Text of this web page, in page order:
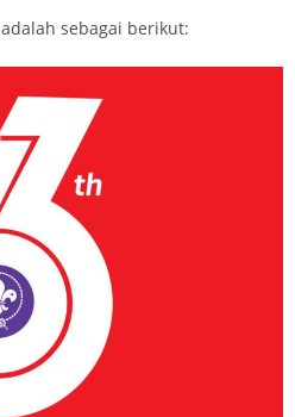
adalah sebagai berikut: